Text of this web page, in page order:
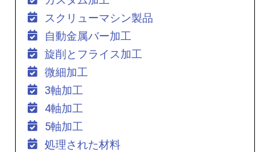
スクリューマシン製品
自動金属バー加工
旋削とフライス加工
微細加工
3軸加工
4軸加工
5軸加工
処理された材料